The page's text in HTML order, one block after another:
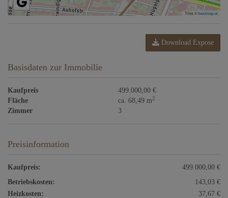
Tiles ©basemap.at
Download Expose
Basisdaten zur Immobilie
Kaufpreis
499.000,00 €
Fläche
ca. 68,49 m2
Zimmer 3
Preisinformation
Kaufpreis:
499.000,00 €
Betriebskosten:
143,03 €
Heizkosten:
37,67 €